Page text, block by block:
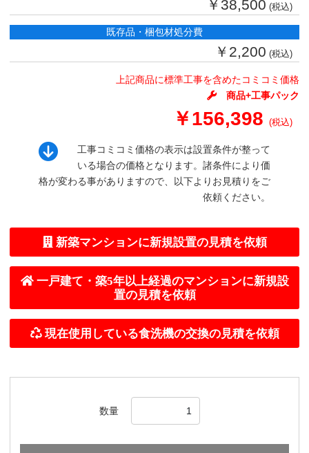
￥38,500 (税込)
既存品・梱包材処分費
￥2,200 (税込)
上記商品に標準工事を含めたコミコミ価格
商品+工事パック
￥156,398 (税込)
工事コミコミ価格の表示は設置条件が整って
いる場合の価格となります。諸条件により価
格が変わる事がありますので、以下よりお見積りをご
依頼ください。
数量